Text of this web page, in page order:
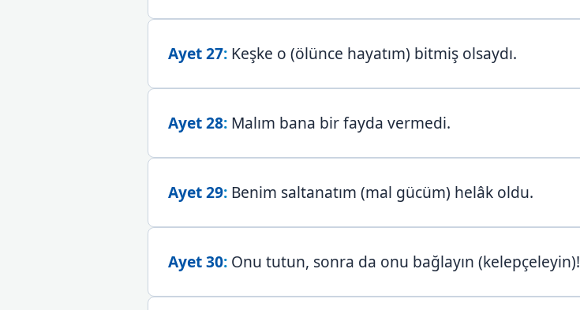
Ayet 27: Keşke o (ölünce hayatım) bitmiş olsaydı.
Ayet 28: Malım bana bir fayda vermedi.
Ayet 29: Benim saltanatım (mal gücüm) helâk oldu.
Ayet 30: Onu tutun, sonra da onu bağlayın (kelepçeleyin)!